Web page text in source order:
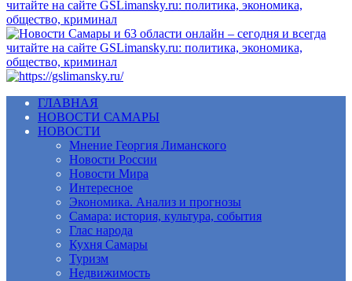
ГЛАВНАЯ
НОВОСТИ САМАРЫ
НОВОСТИ
Мнение Георгия Лиманского
Новости России
Новости Мира
Интересное
Экономика. Анализ и прогнозы
Самара: история, культура, события
Глас народа
Кухня Самары
Туризм
Недвижимость